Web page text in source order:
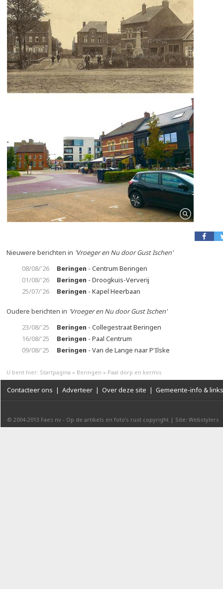
Nieuwere berichten in 'Vroeger en Nu door Gust Ischen'
08/08/'26
Beringen - Centrum Beringen
01/08/'26
Beringen - Droogkuis-Ververij
25/07/'26
Beringen - Kapel Heerbaan
Oudere berichten in 'Vroeger en Nu door Gust Ischen'
23/08/'25
Beringen - Collegestraat Beringen
16/08/'25
Beringen - Paal Centrum
09/08/'25
Beringen - Van de Lange naar P'Ilske
U bent hier: Startpagina » Beringen » Paal dorp en kermis
Contacteer ons | Adverteer | Over deze site | Gemeente-info & links
© 2004-2013 Faes nv - Op de artikels en foto’s rust copyright | Site: Webstylers